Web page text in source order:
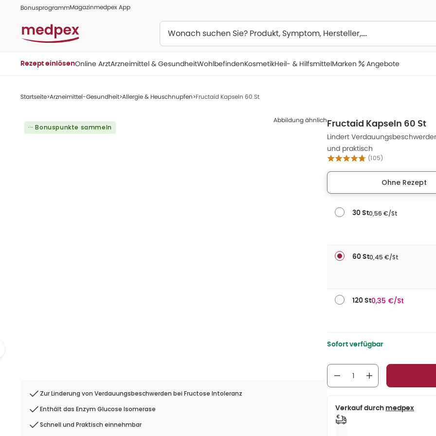
BonusprogrammMagazinmedpex App
Rezept einlösenOnline ArztArzneimittel & GesundheitWohlbefindenKosmetikHeil- & HilfsmittelMarken Angebote
Startseite Arzneimittel-Gesundheit Allergie & Heuschnupfen Fructaid Kapseln 60 St
··· Bonuspunkte sammeln
Abbildung ähnlich
Zur Linderung von Verdauungsbeschwerden bei Fructose Intoleranz
Enthält das Enzym Glucose Isomerase
Schnell und Praktisch einnehmbar
Fructaid Kapseln 60 St
Lindert
und praktisch
(105)
Ohne Rezept
30 St0,56 €/St
60 St0,45 €/St
120 St0,35 €/St
Sofort verfügbar
Verkauf durch medpex